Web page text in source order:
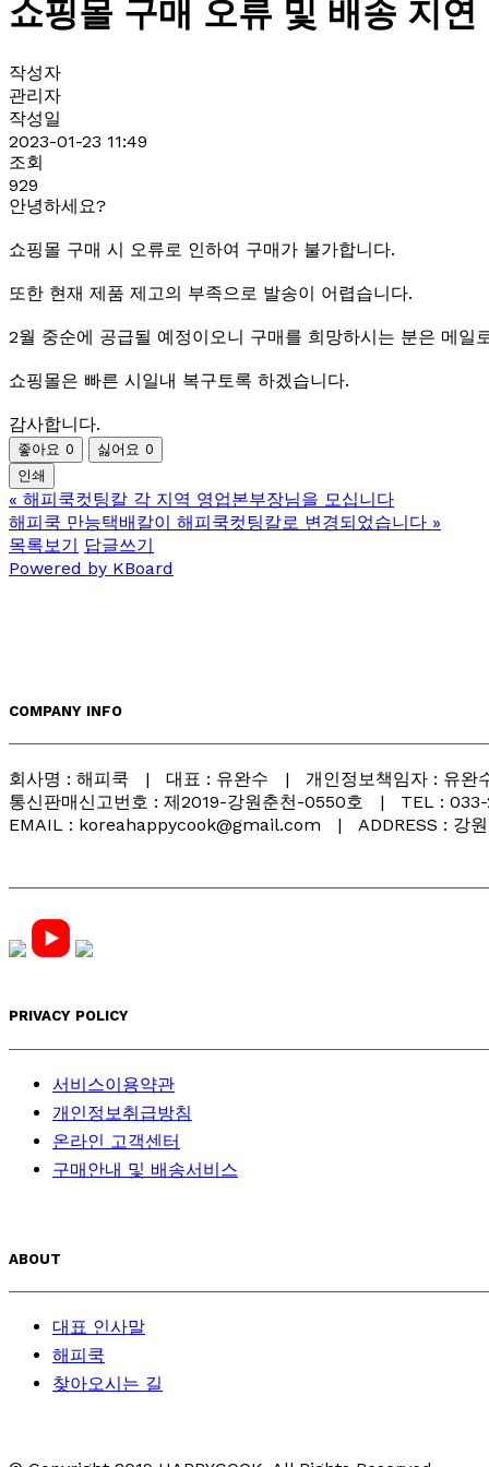
쇼핑몰 구매 오류 및 배송 지연
작성자
관리자
작성일
2023-01-23 11:49
조회
929
안녕하세요?
쇼핑몰 구매 시 오류로 인하여 구매가 불가합니다.
또한 현재 제품 제고의 부족으로 발송이 어렵습니다.
2월 중순에 공급될 예정이오니 구매를 희망하시는 분은 메일
쇼핑몰은 빠른 시일내 복구토록 하겠습니다.
감사합니다.
좋아요 0 싫어요 0
인쇄
« 해피쿡컷팅칼 각 지역 영업본부장님을 모십니다
해피쿡 만능택배칼이 해피쿡컷팅칼로 변경되었습니다 »
목록보기 답글쓰기
Powered by KBoard
COMPANY INFO
회사명 : 해피쿡 | 대표 : 유완수 | 개인정보책임자 : 유완
통신판매신고번호 : 제2019-강원춘천-0550호 | TEL :
EMAIL : koreahappycook@gmail.com | ADDRESS : 강원
PRIVACY POLICY
서비스이용약관
개인정보취급방침
온라인 고객센터
구매안내 및 배송서비스
ABOUT
대표 인사말
해피쿡
찾아오시는 길